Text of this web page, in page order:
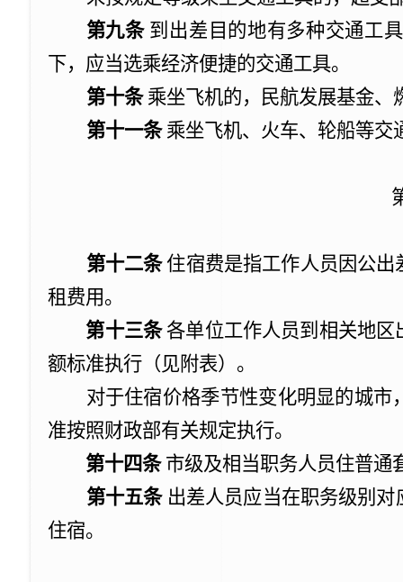
第九条到出差目的地有多种交通工
下，应当选乘经济便捷的交通工具。
第十条乘坐飞机的，民航发展基金、
第十一条乘坐飞机、火车、轮船等交
第十二条住宿费是指工作人员因公出
租费用。
第十三条各单位工作人员到相关地
额标准执行（见附表）。
对于住宿价格季节性变化明显的城市
准按照财政部有关规定执行。
第十四条 市级及相当职务人员住普通
第十五条出差人员应当在职务级别对
住宿。